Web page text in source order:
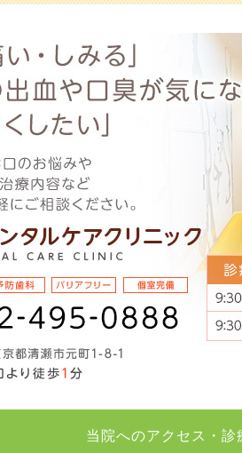
当院へのアクセス・診